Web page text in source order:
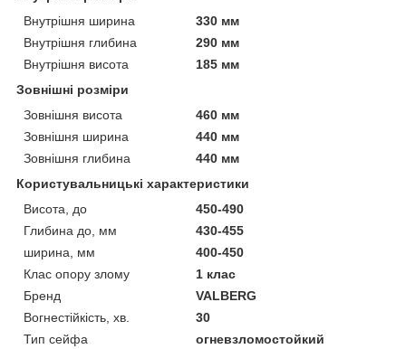
Внутрішня ширина
330 мм
Внутрішня глибина
290 мм
Внутрішня висота
185 мм
Зовнішні розміри
Зовнішня висота
460 мм
Зовнішня ширина
440 мм
Зовнішня глибина
440 мм
Користувальницькі характеристики
Висота, до
450-490
Глибина до, мм
430-455
ширина, мм
400-450
Клас опору злому
1 клас
Бренд
VALBERG
Вогнестійкість, хв.
30
Тип сейфа
огневзломостойкий